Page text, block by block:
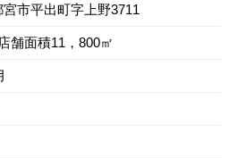
市平出町字上野3711
舗面積11，800㎡